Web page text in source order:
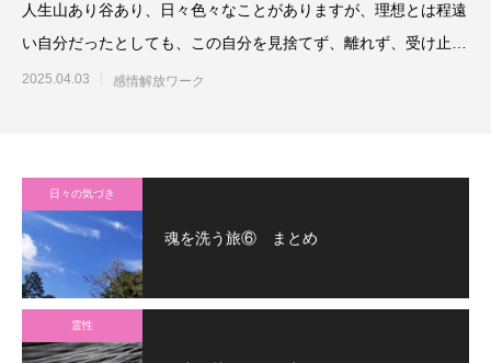
人生山あり谷あり、日々色々なことがありますが、理想とは程遠
い自分だったとしても、この自分を見捨てず、離れず、受け止め
て生きることは
2025.04.03 感情解放ワーク
日々の気づき
魂を洗う旅⑥ まとめ
霊性